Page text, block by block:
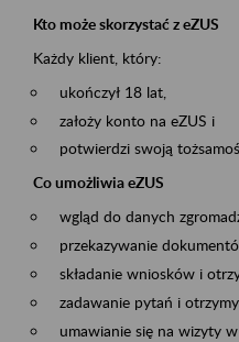
Kto może skorzystać z eZUS
Każdy klient, który:
ukończył 18 lat,
założy konto na eZUS i
potwierdzi swoją
Co umożliwia eZUS
wgląd do danych
przekazywanie
składanie wniosków i
zadawanie pytań i
umawianie się na wizyty